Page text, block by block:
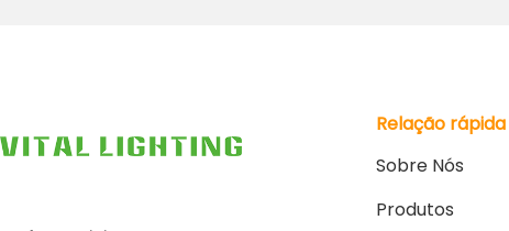
Relação rápida
Sobre Nós
Produtos